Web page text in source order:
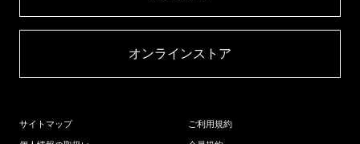
オンラインストア​
サイトマップ ご利用規約